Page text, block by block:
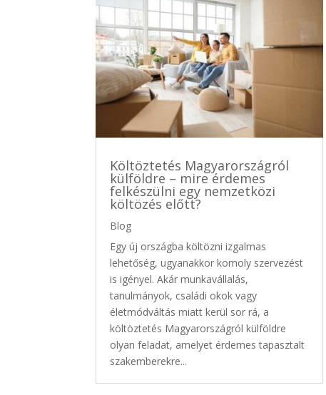
Költöztetés Magyarországról
külföldre – mire érdemes
felkészülni egy nemzetközi
költözés előtt?
Blog
Egy új országba költözni izgalmas
lehetőség, ugyanakkor komoly szervezést
is igényel. Akár munkavállalás,
tanulmányok, családi okok vagy
életmódváltás miatt kerül sor rá, a
költöztetés Magyarországról külföldre
olyan feladat, amelyet érdemes tapasztalt
szakemberekre...